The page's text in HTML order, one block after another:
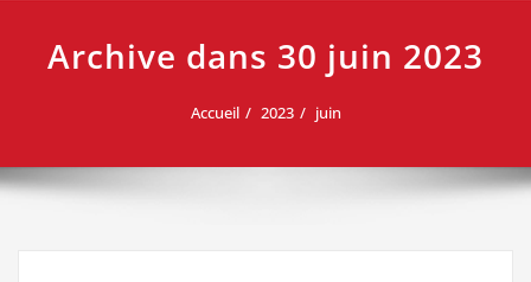
Archive dans 30 juin 2023
Accueil 2023 juin